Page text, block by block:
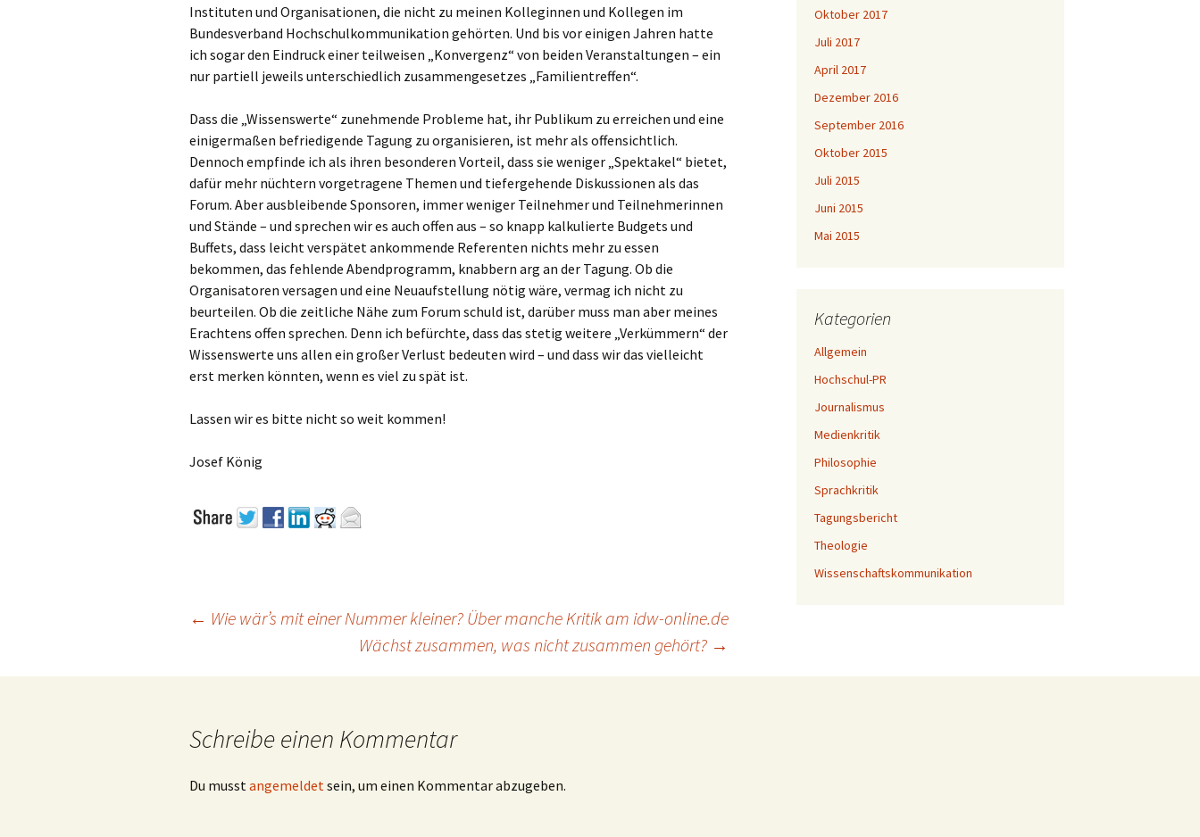
Instituten und Organisationen, die nicht zu meinen Kolleginnen und Kollegen im
Bundesverband Hochschulkommunikation gehörten. Und bis vor einigen Jahren hatte
ich sogar den Eindruck einer teilweisen „Konvergenz“ von beiden Veranstaltungen – ein
nur partiell jeweils unterschiedlich zusammengesetzes „Familientreffen“.
Dass die „Wissenswerte“ zunehmende Probleme hat, ihr Publikum zu erreichen und eine
einigermaßen befriedigende Tagung zu organisieren, ist mehr als offensichtlich.
Dennoch empfinde ich als ihren besonderen Vorteil, dass sie weniger „Spektakel“ bietet,
dafür mehr nüchtern vorgetragene Themen und tiefergehende Diskussionen als das
Forum. Aber ausbleibende Sponsoren, immer weniger Teilnehmer und Teilnehmerinnen
und Stände – und sprechen wir es auch offen aus – so knapp kalkulierte Budgets und
Buffets, dass leicht verspätet ankommende Referenten nichts mehr zu essen
bekommen, das fehlende Abendprogramm, knabbern arg an der Tagung. Ob die
Organisatoren versagen und eine Neuaufstellung nötig wäre, vermag ich nicht zu
beurteilen. Ob die zeitliche Nähe zum Forum schuld ist, darüber muss man aber meines
Erachtens offen sprechen. Denn ich befürchte, dass das stetig weitere „Verkümmern“ der
Wissenswerte uns allen ein großer Verlust bedeuten wird – und dass wir das vielleicht
erst merken könnten, wenn es viel zu spät ist.
Lassen wir es bitte nicht so weit kommen!
Josef König
Beitragsnavigation
← Wie wär’s mit einer Nummer kleiner? Über manche Kritik am idw-online.de
Wächst zusammen, was nicht zusammen gehört? →
Schreibe einen Kommentar
Du musstangemeldetsein, um einen Kommentar abzugeben.
Oktober 2017
Juli 2017
April 2017
Dezember 2016
September 2016
Oktober 2015
Juli 2015
Juni 2015
Mai 2015
Kategorien
Allgemein
Hochschul-PR
Journalismus
Medienkritik
Philosophie
Sprachkritik
Tagungsbericht
Theologie
Wissenschaftskommunikation